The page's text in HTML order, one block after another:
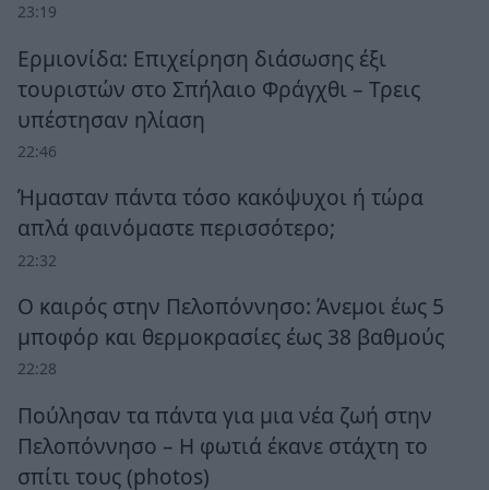
23:19
Ερμιονίδα: Επιχείρηση διάσωσης έξι
τουριστών στο Σπήλαιο Φράγχθι – Τρεις
υπέστησαν ηλίαση
22:46
Ήμασταν πάντα τόσο κακόψυχοι ή τώρα
απλά φαινόμαστε περισσότερο;
22:32
Ο καιρός στην Πελοπόννησο: Άνεμοι έως 5
μποφόρ και θερμοκρασίες έως 38 βαθμούς
22:28
Πούλησαν τα πάντα για μια νέα ζωή στην
Πελοπόννησο – Η φωτιά έκανε στάχτη το
σπίτι τους (photos)